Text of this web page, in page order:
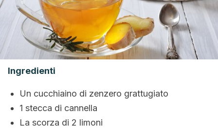
Ingredienti
Un cucchiaino di zenzero grattugiato
1 stecca di cannella
La scorza di 2 limoni